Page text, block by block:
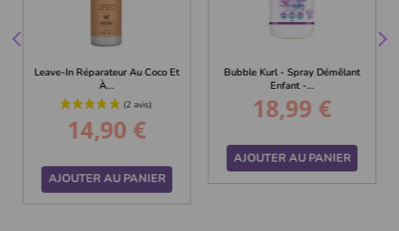
Leave-In Réparateur Au Coco Et
À...
Prix
14,90 €
AJOUTER AU PANIER
Bubble Kurl - Spray Démêlant
Enfant -...
Prix
18,99 €
AJOUTER AU PANIER